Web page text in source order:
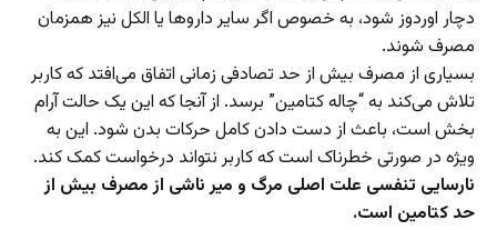
دچار اوردوز شود، به خصوص اگر سایر دارو‌ها یا الکل نیز همزمان
مصرف شوند.
بسیاری از مصرف بیش از حد تصادفی زمانی اتفاق می‌افتد که کاربر
تلاش می‌کند به “چاله کتامین” برسد. از آنجا که این یک حالت آرام
بخش است، باعث از دست دادن کامل حرکات بدن شود. این به
ویژه در صورتی خطرناک است که کاربر نتواند درخواست کمک کند.
نارسایی تنفسی علت اصلی مرگ و میر ناشی از مصرف بیش از
حد کتامین است.